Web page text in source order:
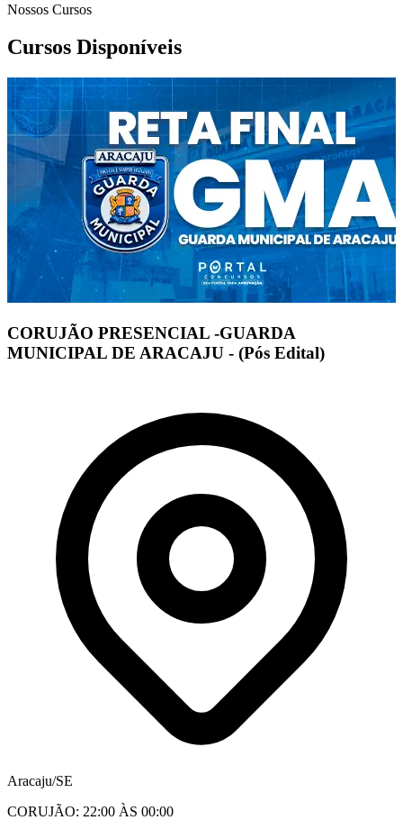
Nossos Cursos
Cursos Disponíveis
CORUJÃO PRESENCIAL -GUARDA
MUNICIPAL DE ARACAJU - (Pós Edital)
Aracaju/SE
CORUJÃO: 22:00 ÀS 00:00